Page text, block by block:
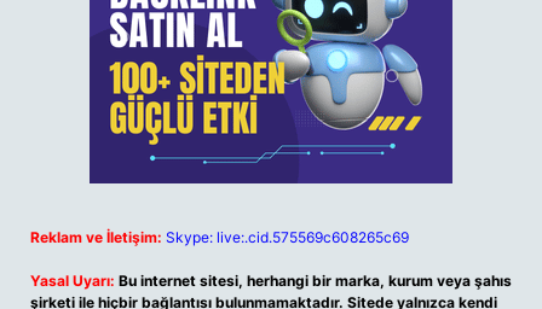
Reklam ve İletişim: Skype: live:.cid.575569c608265c69
Yasal Uyarı: Bu internet sitesi, herhangi bir marka, kurum veya şahıs
şirketi ile hiçbir bağlantısı bulunmamaktadır. Sitede yalnızca kendi